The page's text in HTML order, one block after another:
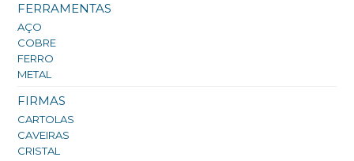
FERRAMENTAS
AÇO
COBRE
FERRO
METAL
FIRMAS
CARTOLAS
CAVEIRAS
CRISTAL